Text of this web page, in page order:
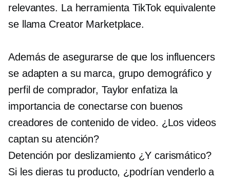
relevantes. La herramienta TikTok equivalente
se llama Creator Marketplace.
Además de asegurarse de que los influencers
se adapten a su marca, grupo demográfico y
perfil de comprador, Taylor enfatiza la
importancia de conectarse con buenos
creadores de contenido de video. ¿Los videos
captan su atención?
Detención por deslizamiento ¿Y carismático?
Si les dieras tu producto, ¿podrían venderlo a